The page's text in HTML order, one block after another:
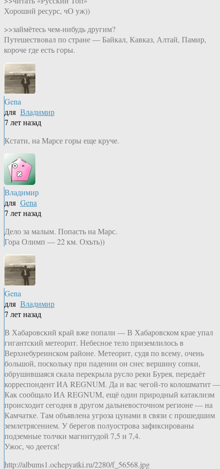
Хороший ресурс, чО уж))
>>займётесь чем-нибудь другим?
Путешествовал по стране — Байкал, Кавказ, Алтай, Памир,
короче где есть горы.
Gena
для Владимир
7 лет назад
Кстати, на Марсе горы еще круче.
Владимир
для Gena
7 лет назад
Дело за малым. Попасть на Марс.
Гора Олимп — 22 км. Охъть))
Gena
для Владимир
7 лет назад
В Хабаровский край вже попали — В Хабаровском крае упал
гигантский метеорит. Небесное тело приземлилось в
Верхнебуреинском районе. Метеорит, судя по всему, очень
большой, поскольку при падении он снес вершину сопки,
обрушившаяся скала перекрыла русло реки Бурея, передаёт
корреспондент ИА REGNUM. Да и вас чегой-то колошматит —
Как сообщало ИА REGNUM, ещё один природный катаклизм
происходит сегодня в другом дальневосточном регионе — на
Камчатке. Там объявлена угроза цунами в связи с прошедшим
землетрясением. У берегов полуострова зафиксированы
подземные толчки магнитудой 7,5 и 7,4.
Ужос, чо деется!
http://albums1.ochepyatki.ru/2280/f_56568.jpg